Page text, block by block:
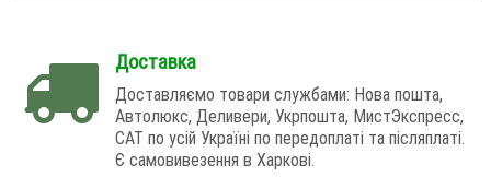
Доставка
Доставляємо товари службами: Нова пошта,
Автолюкс, Деливери, Укрпошта, МистЭкспресс,
САТ по усій Україні по передоплаті та післяплаті.
Є самовивезення в Харкові.